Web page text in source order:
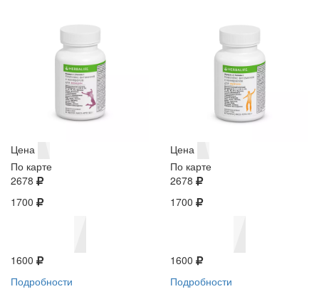
Цена
По карте
2678
1700
1600
Подробности
Цена
По карте
2678
1700
1600
Подробности